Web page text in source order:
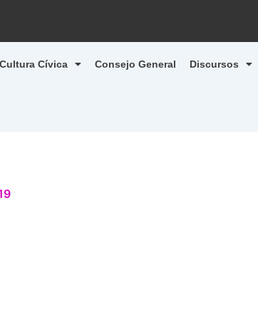
Cultura Cívica Consejo General Discursos